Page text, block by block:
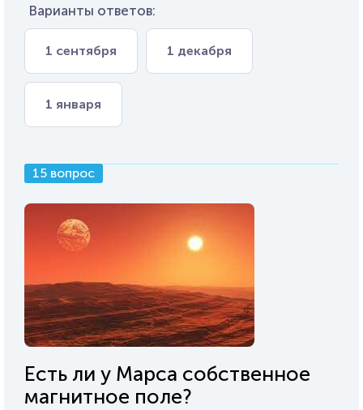
Варианты ответов:
1 сентября 1 декабря
1 января
15 вопрос
Есть ли у Марса собственное
магнитное поле?